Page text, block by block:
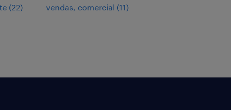
(22)
vendas, comercial (11)